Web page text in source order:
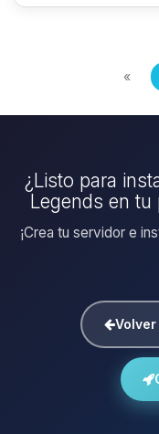
«
¿Listo para
Legends en tu
¡Crea tu servidor e